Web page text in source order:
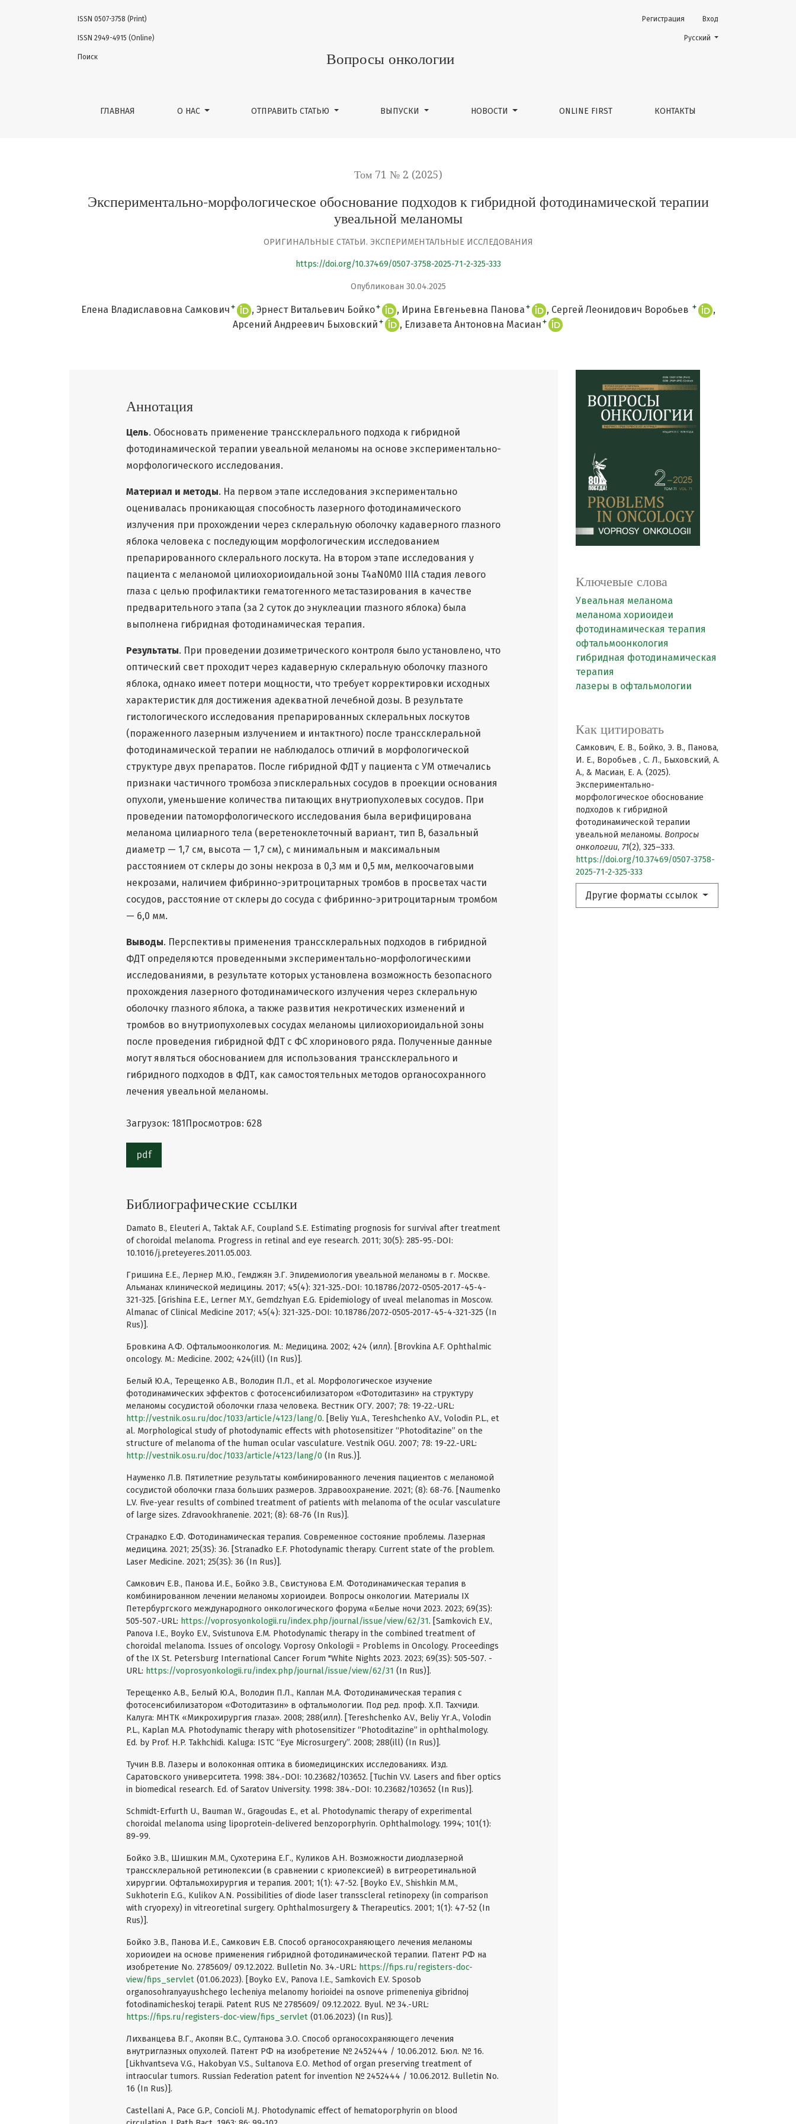
Экспериментально-морфологическое обоснование подходов к гибридной фотодинамической терапии увеальной меланомы
Вопросы онкологии
ГЛАВНАЯ О НАС ОТПРАВИТЬ СТАТЬЮ ВЫПУСКИ НОВОСТИ ONLINE FIRST КОНТАКТЫ
Регистрация Вход
ISSN 0507-3758 (Print)
ISSN 2949-4915 (Online)
Поиск
Change the language. The
Русский
Том 71 № 2 (2025)
Экспериментально-морфологическое обоснование подходов к гибридной фотодинамической терапии
увеальной меланомы
ОРИГИНАЛЬНЫЕ СТАТЬИ. ЭКСПЕРИМЕНТАЛЬНЫЕ ИССЛЕДОВАНИЯ
https://doi.org/10.37469/0507-3758-2025-71-2-325-333
Опубликован 30.04.2025
Елена Владиславовна Самкович + Эрнест Витальевич Бойко+ Ирина Евгеньевна Панова + Сергей Леонидович Воробьев +
Арсений Андреевич Быховский + Елизавета Антоновна Масиан +
Ключевые слова
Увеальная меланома
меланома хориоидеи
фотодинамическая терапия
офтальмоонкология
гибридная фотодинамическая
терапия
лазеры в офтальмологии
Как цитировать
Самкович, Е. В., Бойко, Э. В., Панова,
И. Е., Воробьев , С. Л., Быховский, А.
А., & Масиан, Е. А. (2025).
Экспериментально-
морфологическое обоснование
подходов к гибридной
фотодинамической терапии
увеальной меланомы. Вопросы
онкологии, 71(2), 325–333.
https://doi.org/10.37469/0507-3758-
2025-71-2-325-333
Другие форматы ссылок
Аннотация
Цель. Обосновать применение транссклерального подхода к гибридной
фотодинамической терапии увеальной меланомы на основе экспериментально-
морфологического исследования.
Материал и методы. На первом этапе исследования экспериментально
оценивалась проникающая способность лазерного фотодинамического
излучения при прохождении через склеральную оболочку кадаверного глазного
яблока человека с последующим морфологическим исследованием
препарированного склерального лоскута. На втором этапе исследования у
пациента с меланомой цилиохориоидальной зоны T4aN0M0 IIIA стадия левого
глаза с целью профилактики гематогенного метастазирования в качестве
предварительного этапа (за 2 суток до энуклеации глазного яблока) была
выполнена гибридная фотодинамическая терапия.
Результаты. При проведении дозиметрического контроля было установлено, что
оптический свет проходит через кадаверную склеральную оболочку глазного
яблока, однако имеет потери мощности, что требует корректировки исходных
характеристик для достижения адекватной лечебной дозы. В результате
гистологического исследования препарированных склеральных лоскутов
(пораженного лазерным излучением и интактного) после транссклеральной
фотодинамической терапии не наблюдалось отличий в морфологической
структуре двух препаратов. После гибридной ФДТ у пациента с УМ отмечались
признаки частичного тромбоза эписклеральных сосудов в проекции основания
опухоли, уменьшение количества питающих внутриопухолевых сосудов. При
проведении патоморфологического исследования была верифицирована
меланома цилиарного тела (веретеноклеточный вариант, тип В, базальный
диаметр — 1,7 см, высота — 1,7 см), с минимальным и максимальным
расстоянием от склеры до зоны некроза в 0,3 мм и 0,5 мм, мелкоочаговыми
некрозами, наличием фибринно-эритроцитарных тромбов в просветах части
сосудов, расстояние от склеры до сосуда с фибринно-эритроцитарным тромбом
— 6,0 мм.
Выводы. Перспективы применения транссклеральных подходов в гибридной
ФДТ определяются проведенными экспериментально-морфологическими
исследованиями, в результате которых установлена возможность безопасного
прохождения лазерного фотодинамического излучения через склеральную
оболочку глазного яблока, а также развития некротических изменений и
тромбов во внутриопухолевых сосудах меланомы цилиохориоидальной зоны
после проведения гибридной ФДТ с ФС хлоринового ряда. Полученные данные
могут являться обоснованием для использования транссклерального и
гибридного подходов в ФДТ, как самостоятельных методов органосохранного
лечения увеальной меланомы.
Загрузок: 181 Просмотров: 628
pdf
Библиографические ссылки
Damato B., Eleuteri A., Taktak A.F., Coupland S.E. Estimating prognosis for survival after treatment
of choroidal melanoma. Progress in retinal and eye research. 2011; 30(5): 285-95.-DOI:
10.1016/j.preteyeres.2011.05.003.
Гришина Е.Е., Лернер М.Ю., Гемджян Э.Г. Эпидемиология увеальной меланомы в г. Москве.
Альманах клинической медицины. 2017; 45(4): 321-325.-DOI: 10.18786/2072-0505-2017-45-4-
321-325. [Grishina E.E., Lerner M.Y., Gemdzhyan E.G. Epidemiology of uveal melanomas in Moscow.
Almanac of Clinical Medicine 2017; 45(4): 321-325.-DOI: 10.18786/2072-0505-2017-45-4-321-325 (In
Rus)].
Бровкина А.Ф. Офтальмоонкология. М.: Медицина. 2002; 424 (илл). [Brovkina A.F. Ophthalmic
oncology. M.: Medicine. 2002; 424(ill) (In Rus)].
Белый Ю.А., Терещенко А.В., Володин П.Л., et al. Морфологическое изучение
фотодинамических эффектов с фотосенсибилизатором «Фотодитазин» на структуру
меланомы сосудистой оболочки глаза человека. Вестник ОГУ. 2007; 78: 19-22.-URL:
http://vestnik.osu.ru/doc/1033/article/4123/lang/0. [Beliy Yu.A., Tereshchenko A.V., Volodin P.L., et
al. Morphological study of photodynamic effects with photosensitizer “Photoditazine” on the
structure of melanoma of the human ocular vasculature. Vestnik OGU. 2007; 78: 19-22.-URL:
http://vestnik.osu.ru/doc/1033/article/4123/lang/0 (In Rus.)].
Науменко Л.В. Пятилетние результаты комбинированного лечения пациентов с меланомой
сосудистой оболочки глаза больших размеров. Здравоохранение. 2021; (8): 68-76. [Naumenko
L.V. Five-year results of combined treatment of patients with melanoma of the ocular vasculature
of large sizes. Zdravookhranenie. 2021; (8): 68-76 (In Rus)].
Странадко Е.Ф. Фотодинамическая терапия. Современное состояние проблемы. Лазерная
медицина. 2021; 25(3S): 36. [Stranadko E.F. Photodynamic therapy. Current state of the problem.
Laser Medicine. 2021; 25(3S): 36 (In Rus)].
Самкович Е.В., Панова И.Е., Бойко Э.В., Свистунова Е.М. Фотодинамическая терапия в
комбинированном лечении меланомы хориоидеи. Вопросы онкологии. Материалы IX
Петербургского международного онкологического форума «Белые ночи 2023. 2023; 69(3S):
505-507.-URL: https://voprosyonkologii.ru/index.php/journal/issue/view/62/31. [Samkovich E.V.,
Panova I.E., Boyko E.V., Svistunova E.M. Photodynamic therapy in the combined treatment of
choroidal melanoma. Issues of oncology. Voprosy Onkologii = Problems in Oncology. Proceedings
of the IX St. Petersburg International Cancer Forum "White Nights 2023. 2023; 69(3S): 505-507. -
URL: https://voprosyonkologii.ru/index.php/journal/issue/view/62/31 (In Rus)].
Терещенко А.В., Белый Ю.А., Володин П.Л., Каплан М.А. Фотодинамическая терапия с
фотосенсибилизатором «Фотодитазин» в офтальмологии. Под ред. проф. Х.П. Тахчиди.
Калуга: МНТК «Микрохирургия глаза». 2008; 288(илл). [Tereshchenko A.V., Beliy Yг.A., Volodin
P.L., Kaplan M.A. Photodynamic therapy with photosensitizer “Photoditazine” in ophthalmology.
Ed. by Prof. H.P. Takhchidi. Kaluga: ISTC “Eye Microsurgery”. 2008; 288(ill) (In Rus)].
Тучин В.В. Лазеры и волоконная оптика в биомедицинских исследованиях. Изд.
Саратовского университета. 1998: 384.-DOI: 10.23682/103652. [Tuchin V.V. Lasers and fiber optics
in biomedical research. Ed. of Saratov University. 1998: 384.-DOI: 10.23682/103652 (In Rus)].
Schmidt-Erfurth U., Bauman W., Gragoudas E., et al. Photodynamic therapy of experimental
choroidal melanoma using lipoprotein-delivered benzoporphyrin. Ophthalmology. 1994; 101(1):
89-99.
Бойко Э.В., Шишкин М.М., Сухотерина Е.Г., Куликов А.Н. Возможности диодлазерной
транссклеральной ретинопексии (в сравнении с криопексией) в витреоретинальной
хирургии. Офтальмохирургия и терапия. 2001; 1(1): 47-52. [Boyko E.V., Shishkin M.M.,
Sukhoterin E.G., Kulikov A.N. Possibilities of diode laser transscleral retinopexy (in comparison
with cryopexy) in vitreoretinal surgery. Ophthalmosurgery & Therapeutics. 2001; 1(1): 47-52 (In
Rus)].
Бойко Э.В., Панова И.Е., Самкович Е.В. Способ органосохраняющего лечения меланомы
хориоидеи на основе применения гибридной фотодинамической терапии. Патент РФ на
изобретение No. 2785609/ 09.12.2022. Bulletin No. 34.-URL: https://fips.ru/registers-doc-
view/fips_servlet (01.06.2023). [Boyko E.V., Panova I.E., Samkovich E.V. Sposob
organosohranyayushchego lecheniya melanomy horioidei na osnove primeneniya gibridnoj
fotodinamicheskoj terapii. Patent RUS № 2785609/ 09.12.2022. Byul. № 34.-URL:
https://fips.ru/registers-doc-view/fips_servlet (01.06.2023) (In Rus)].
Лихванцева В.Г., Акопян В.С., Султанова Э.О. Способ органосохраняющего лечения
внутриглазных опухолей. Патент РФ на изобретение № 2452444 / 10.06.2012. Бюл. № 16.
[Likhvantseva V.G., Hakobyan V.S., Sultanova E.O. Method of organ preserving treatment of
intraocular tumors. Russian Federation patent for invention № 2452444 / 10.06.2012. Bulletin No.
16 (In Rus)].
Castellani A., Pace G.P., Concioli M.J. Photodynamic effect of hematoporphyrin on blood